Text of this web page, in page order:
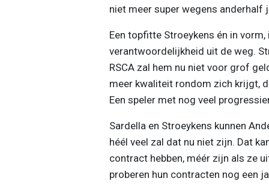
niet meer super wegens anderhalf
Een topfitte Stroeykens én in
verantwoordelijkheid uit de weg.
RSCA zal hem nu niet voor grof
meer kwaliteit rondom zich krijgt,
Een speler met nog veel
Sardella en Stroeykens kunnen
héél veel zal dat nu niet zijn. Dat
contract hebben, méér zijn als ze
proberen hun contracten nog een